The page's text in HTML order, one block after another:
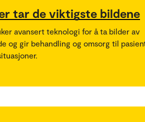
tar de viktigste bildene
avansert teknologi for å ta bilder av
og gir behandling og omsorg til